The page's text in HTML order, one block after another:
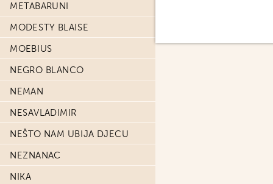
METABARUNI
MODESTY BLAISE
MOEBIUS
NEGRO BLANCO
NEMAN
NESAVLADIMIR
NEŠTO NAM UBIJA DJECU
NEZNANAC
NIKA